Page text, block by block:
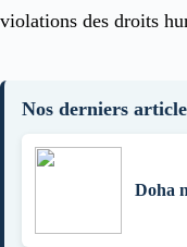
violations des droits
Nos derniers
Doha